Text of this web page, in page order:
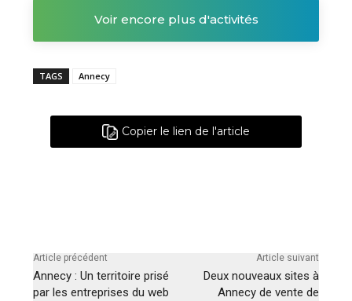
Voir encore plus d'activités
TAGS Annecy
Copier le lien de l'article
Article précédent
Annecy : Un territoire prisé
par les entreprises du web
Article suivant
Deux nouveaux sites à
Annecy de vente de